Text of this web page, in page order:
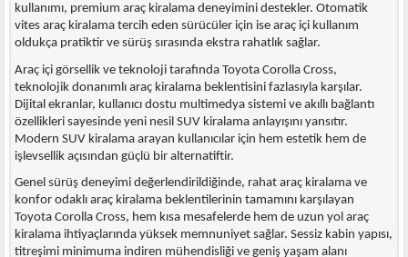
kullanımı, premium araç kiralama deneyimini destekler. Otomatik
vites araç kiralama tercih eden sürücüler için ise araç içi kullanım
oldukça pratiktir ve sürüş sırasında ekstra rahatlık sağlar.
Araç içi görsellik ve teknoloji tarafında Toyota Corolla Cross,
teknolojik donanımlı araç kiralama beklentisini fazlasıyla karşılar.
Dijital ekranlar, kullanıcı dostu multimedya sistemi ve akıllı bağlantı
özellikleri sayesinde yeni nesil SUV kiralama anlayışını yansıtır.
Modern SUV kiralama arayan kullanıcılar için hem estetik hem de
işlevsellik açısından güçlü bir alternatiftir.
Genel sürüş deneyimi değerlendirildiğinde, rahat araç kiralama ve
konfor odaklı araç kiralama beklentilerinin tamamını karşılayan
Toyota Corolla Cross, hem kısa mesafelerde hem de uzun yol araç
kiralama ihtiyaçlarında yüksek memnuniyet sağlar. Sessiz kabin yapısı,
titreşimi minimuma indiren mühendisliği ve geniş yaşam alanı